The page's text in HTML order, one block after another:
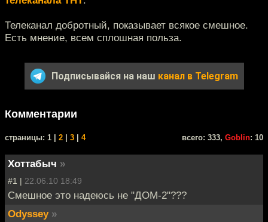
Телеканал добротный, показывает всякое смешное.
Есть мнение, всем сплошная польза.
Подписывайся на наш канал в Telegram
Комментарии
cтраницы: 1 | 2 3 4 всего: 333, Goblin: 10
Хоттабыч »
#1 | 22.06.10 18:49
Смешное это надеюсь не "ДОМ-2"???
Odyssey »